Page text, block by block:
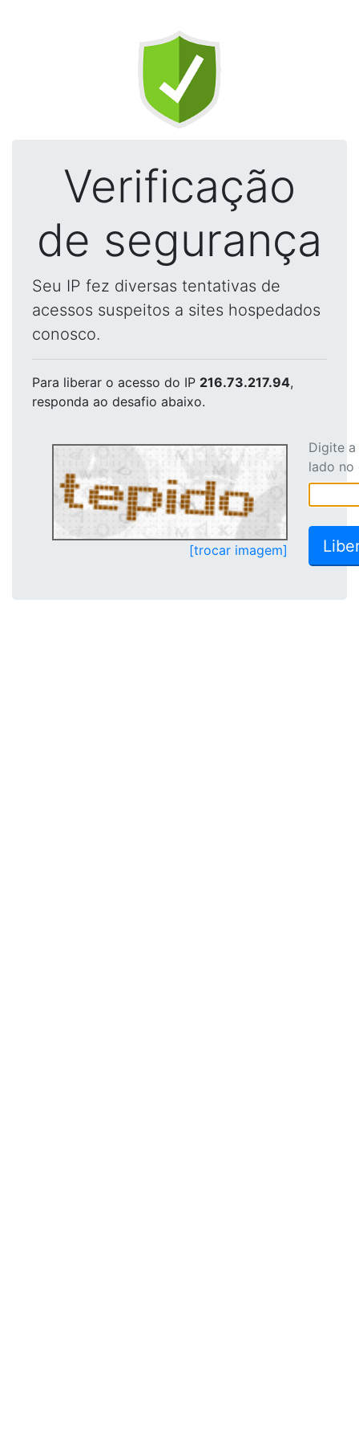
Verificação
de segurança
Seu IP fez diversas tentativas de
acessos suspeitos a sites hospedados
conosco.
Para liberar o acesso do IP 216.73.217.94,
responda ao desafio abaixo.
[trocar imagem]
Digite
lado no